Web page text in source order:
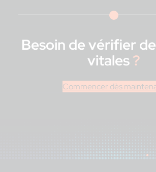
Besoin de vérifier
vitales?
Commencer dès